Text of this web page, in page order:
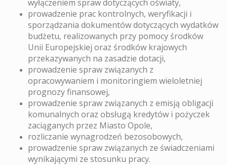
wyłączeniem spraw dotyczących oświaty,
prowadzenie prac kontrolnych, weryfikacji i
sporządzania dokumentów dotyczących wydatków
budżetu, realizowanych przy pomocy środków
Unii Europejskiej oraz środków krajowych
przekazywanych na zasadzie dotacji,
prowadzenie spraw związanych z
opracowywaniem i monitoringiem wieloletniej
prognozy finansowej,
prowadzenie spraw związanych z emisją obligacji
komunalnych oraz obsługą kredytów i pożyczek
zaciąganych przez Miasto Opole,
rozliczanie wynagrodzeń bezosobowych,
prowadzenie spraw związanych ze świadczeniami
wynikającymi ze stosunku pracy.